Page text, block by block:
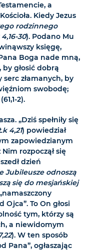
a
Kiedy Jezus
rodzinnego
30). Podano Mu
księgę,
Boga nade mną,
by głosić dobrą
złamanych, by
swobodę;
2).
„Dziś spełniły się
4,21) powiedział
zapowiedzianym
rozpoczął się
dzień
Jubileusze odnoszą
się do mesjańskiej
Ojca”. To On głosi
tym, którzy są
a niewidomym
). W ten sposób
Pana”, ogłaszając